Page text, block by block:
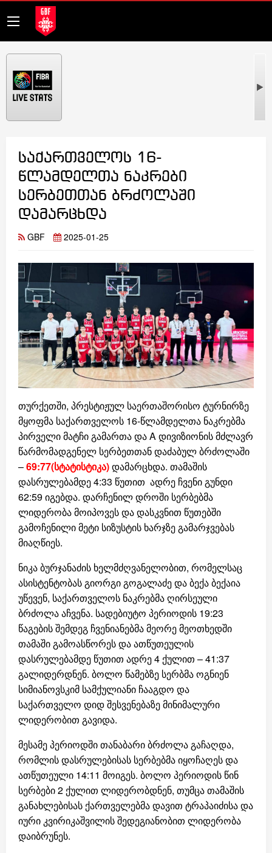
საქართველოს 16-
წლამდელთა ნაკრები
სერბეთთან ბრძოლაში
დამარცხდა
GBF 2025-01-25
თურქეთში, პრესტიჟულ საერთაშორისო ტურნირზე
მყოფმა საქართველოს 16-წლამდელთა ნაკრებმა
პირველი მატჩი გამართა და A დივიზიონის მძლავრ
წარმომადგენელ სერბეთთან დაძაბულ ბრძოლაში
–69:77(სტატისტიკა)დამარცხდა. თამაშის
დასრულებამდე 4:33 წუთით ადრე ჩვენი გუნდი
62:59 იგებდა. დარჩენილ დროში სერბებმა
ლიდერობა მოიპოვეს და დასკვნით წუთებში
გამოჩენილი მეტი სიზუსტის ხარჯზე გამარჯვებას
მიაღწიეს.
ნიკა ბურჯანაძის ხელმძღვანელობით, რომელსაც
ასისტენტობას გიორგი გოგალაძე და ბექა ბექაია
უწევენ, საქართველოს ნაკრებმა ღირსეული
ბრძოლა აჩვენა. სადებიუტო პერიოდის 19:23
წაგების შემდეგ ჩვენიანებმა მეორე მეოთხედში
თამაში გამოასწორეს და ათწუთეულის
დასრულებამდე წუთით ადრე 4 ქულით – 41:37
გალიდერდნენ. ბოლო წამებზე სერბმა ოგნიენ
სიმიანოვსკიმ სამქულიანი ჩააგდო და
საქართველო დიდ შესვენებაზე მინიმალური
ლიდერობით გავიდა.
მესამე პერიოდში თანაბარი ბრძოლა გაჩაღდა,
რომლის დასრულებისას სერბებმა იყოჩაღეს და
ათწუთეული 14:11 მოიგეს. ბოლო პერიოდის წინ
სერბები 2 ქულით ლიდერობდნენ, თუმცა თამაშის
განახლებისას ქართველებმა დავით ტრაპაიძისა და
იური კვირიკაშვილის შედეგიანობით ლიდერობა
დაიბრუნეს.